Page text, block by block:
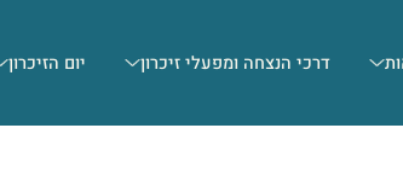
דרכי הנצחה ומפעלי זיכרון יום הזיכרון